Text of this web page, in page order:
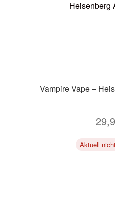
Vampire Vape –
Aktuell